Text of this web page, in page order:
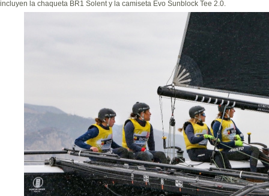
incluyen la chaqueta BR1 Solent y la camiseta Evo Sunblock Tee 2.0.